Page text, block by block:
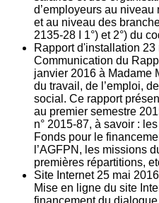
d’employeurs au
et au niveau des
2135‐28 I 1°) et 2°) du
Rapport d'installation 23
Communication du
janvier 2016 à Madame
du travail, de l’emploi,
social. Ce rapport
au premier semestre
n° 2015-87, à savoir :
Fonds pour le
l’AGFPN, les missions
premières répartitions,
Site Internet 25 mai 2016
Mise en ligne du site